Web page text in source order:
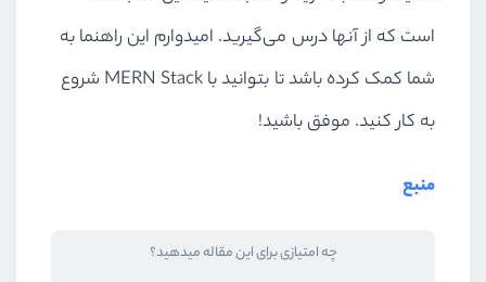
است که از آنها درس می‌گیرید. امیدوارم این راهنما به
شما کمک کرده باشد تا بتوانید باMERN Stack شروع
به کار کنید. موفق باشید!
منبع
چه امتیازی برای این مقاله میدهید؟